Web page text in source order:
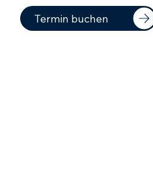
Termin buchen